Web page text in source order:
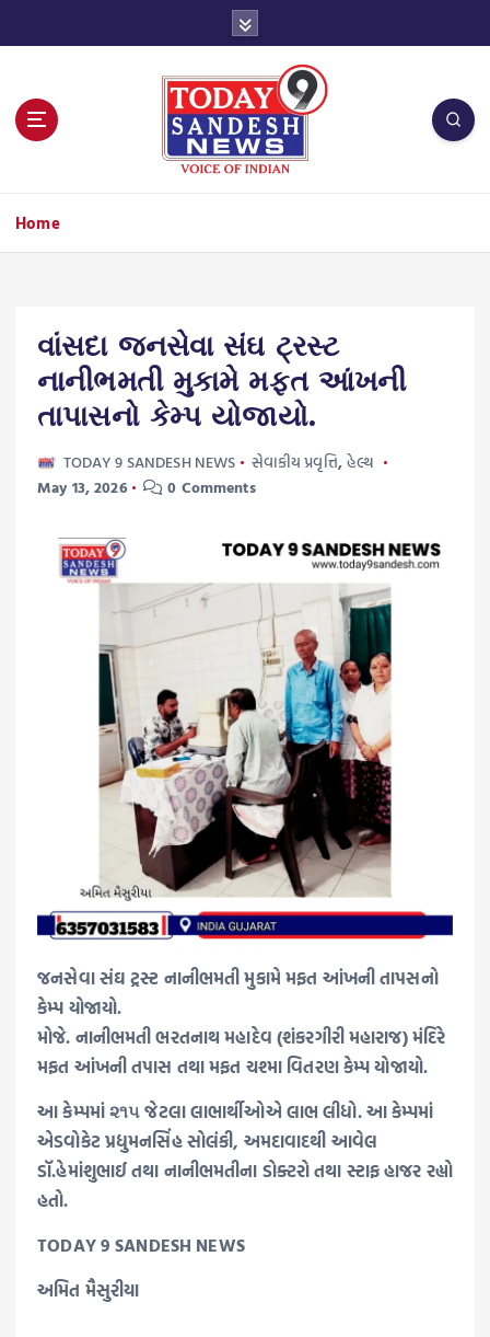
Home
વાંસદા જનસેવા સંઘ ટ્રસ્ટ
નાનીભમતી મુકામે મફત આંખની
તાપાસનો કેમ્પ યોજાયો.
TODAY 9 SANDESH NEWS સેવાકીય પ્રવૃત્તિ,હેલ્થ
May 13, 2026
0 Comments
જનસેવા સંઘ ટ્રસ્ટ નાનીભમતી મુકામે મફત આંખની તાપસનો
કેમ્પ યોજાયો.
મોજે. નાનીભમતી ભરતનાથ મહાદેવ (શંકરગીરી મહારાજ) મંદિરે
મફત આંખની તપાસ તથા મફત ચશ્મા વિતરણ કેમ્પ યોજાયો.
આ કેમ્પમાં ૨૧૫ જેટલા લાભાર્થીઓએ લાભ લીધો. આ કેમ્પમાં
એડવોકેટ પ્રદ્યુમનસિંહ સોલંકી, અમદાવાદથી આવેલ
ડૉ.હેમાંશુભાઈ તથા નાનીભમતીના ડોક્ટરો તથા સ્ટાફ હાજર રહ્યો
હતો.
TODAY 9 SANDESH NEWS
અમિત મૈસુરીયા